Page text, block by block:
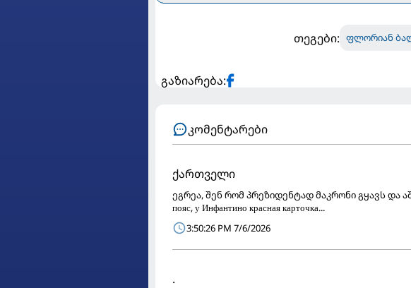
თეგები: ფლორიან
გაზიარება:
კომენტარები
ქართველი
ეგრეა, შენ რომ პრეზიდენტად მაკრონი გყავს და
пояс, у Инфантино красная карточка...
3:50:26 PM 7/6/2026
.